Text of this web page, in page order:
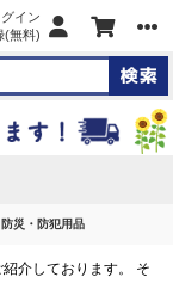
グイン
(無料)
災・防犯用品
介しております。 そ